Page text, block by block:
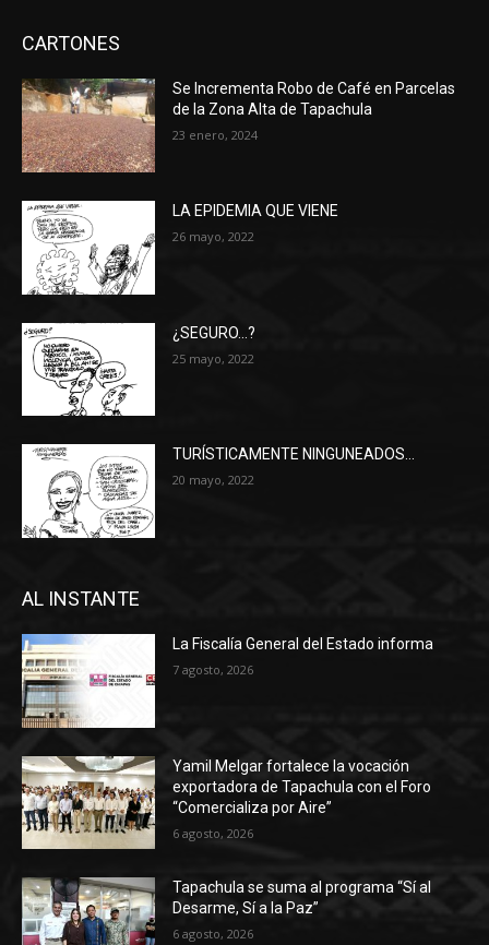
CARTONES
Se Incrementa Robo de Café en Parcelas
de la Zona Alta de Tapachula
23 enero, 2024
LA EPIDEMIA QUE VIENE
26 mayo, 2022
¿SEGURO…?
25 mayo, 2022
TURÍSTICAMENTE NINGUNEADOS…
20 mayo, 2022
AL INSTANTE
La Fiscalía General del Estado informa
7 agosto, 2026
Yamil Melgar fortalece la vocación
exportadora de Tapachula con el Foro
“Comercializa por Aire”
6 agosto, 2026
Tapachula se suma al programa “Sí al
Desarme, Sí a la Paz”
6 agosto, 2026